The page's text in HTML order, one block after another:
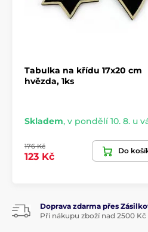
Tabulka na křídu 17x20 cm
hvězda, 1ks
Skladem, v pondělí 10. 8. u
176 Kč
123 Kč
Do
Doprava zdarma přes
Při nákupu zboží nad 2500